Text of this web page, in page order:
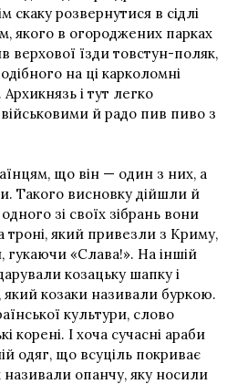
скаку розвернутися в сідлі
якого в огороджених парках
верхової їзди товстун-поляк,
на ці карколомні
і тут легко
й радо пив пиво з
що він — один з них, а
Такого висновку дійшли й
зі своїх зібрань вони
троні, який привезли з Криму,
«Слава!». На іншій
козацьку шапку і
козаки називали буркою.
культури, слово
корені. І хоча сучасні араби
одяг, що всуціль покриває
називали опанчу, яку носили